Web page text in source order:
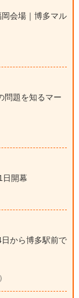
会場｜博多マル
問題を知るマー
日開幕
から博多駅前で